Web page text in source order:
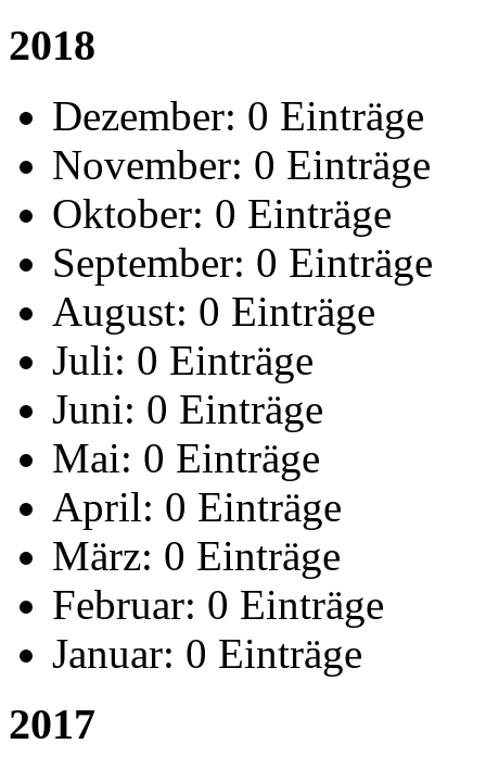
2018
Dezember: 0 Einträge
November: 0 Einträge
Oktober: 0 Einträge
September: 0 Einträge
August: 0 Einträge
Juli: 0 Einträge
Juni: 0 Einträge
Mai: 0 Einträge
April: 0 Einträge
März: 0 Einträge
Februar: 0 Einträge
Januar: 0 Einträge
2017